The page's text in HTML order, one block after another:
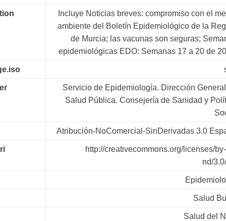
Incluye Noticias breves: compromiso con el
ambiente del Boletín Epidemiológico de la
de Murcia; las vacunas son seguras;
epidemiológicas EDO: Semanas 17 a 20 de
Servicio de Epidemiología. Dirección
Salud Pública. Consejería de Sanidad y
Atribución-NoComercial-SinDerivadas 3.0
http://creativecommons.org/licenses/
nd/
Salud
Salud del